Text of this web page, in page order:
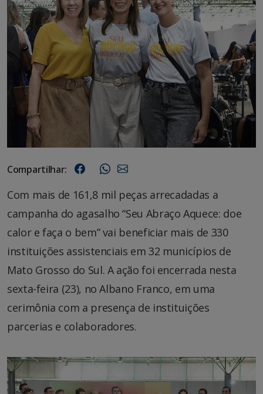
Compartilhar:
Com mais de 161,8 mil peças arrecadadas a
campanha do agasalho “Seu Abraço Aquece: doe
calor e faça o bem” vai beneficiar mais de 330
instituições assistenciais em 32 municípios de
Mato Grosso do Sul. A ação foi encerrada nesta
sexta-feira (23), no Albano Franco, em uma
cerimônia com a presença de instituições
parcerias e colaboradores.